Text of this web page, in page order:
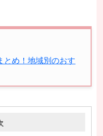
とめ！地域別のおす